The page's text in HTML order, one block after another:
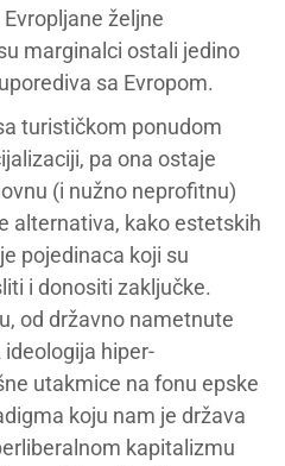
željne
marginalci ostali jedino
sa Evropom.
turističkom ponudom
pa ona ostaje
(i nužno neprofitnu)
alternativa, kako estetskih
pojedinaca koji su
i donositi zaključke.
od državno nametnute
hiper-
utakmice na fonu epske
koju nam je država
kapitalizmu